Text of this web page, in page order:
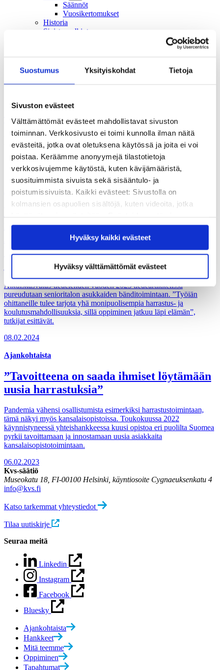
Suostumus Yksityiskohdat Tietoja
Sivuston evästeet
Välttämättömät evästeet mahdollistavat sivuston
toiminnan. Verkkosivusto ei toimi kunnolla ilman näitä
evästeitä, jotka ovat oletuksena käytössä ja joita ei voi
poistaa. Keräämme anonyymejä tilastotietoja
verkkosivujemme käytöstä, kuten kävijämääristä,
suosituimmista sivuista sekä sisääntulo- ja
poistumissivuista. Kaikki evästeet: Sivustolla on
kolmansien osapuolien sisältöjä, kuten videoita, jotka
saattaa estää näiden sisältöjen näkymisen.
Hyväksymällä kaikki evästeet varmistat, että kaikki
sisältö on käytettävissäsi.
Hyväksy kaikki evästeet
Hyväksy välttämättömät evästeet
Säännöt
Vuosikertomukset
Historia
Sivistyspalkinto
Medialle
Yhteystiedot
Tilaa uutiskirje
harrastus
Ajankohtaista
Vuoden tiedeartikkeli on rohkea avaus
myöhäisiän tutkimukseen –
Aikuiskasvatus palkitsi ikääntyneiden
bänditoimintaa tutkivat Tuulikki Laeksen
ja Laura Kiurun
Aikuiskasvatus-tiedelehden vuoden 2023 tiedeartikkelissa
pureudutaan senioritalon asukkaiden bänditoimintaan. ”Työiän
ohittaneille tulee tarjota yhä monipuolisempia harrastus- ja
koulutusmahdollisuuksia, sillä oppiminen jatkuu läpi elämän”,
tutkijat esittävät.
08.02.2024
Ajankohtaista
”Tavoitteena on saada ihmiset löytämään
uusia harrastuksia”
Pandemia vähensi osallistumista esimerkiksi harrastustoimintaan,
tämä näkyi myös kansalaisopistoissa. Toukokuussa 2022
käynnistyneessä yhteishankkeessa kuusi opistoa eri puolilta Suomea
pyrkii tavoittamaan ja innostamaan uusia asiakkaita
kansalaisopistotoimintaan.
06.02.2023
Kvs-säätiö
Museokatu 18, FI-00100 Helsinki, käyntiosoite Cygnaeuksenkatu 4
info@kvs.fi
Katso tarkemmat yhteystiedot
Tilaa uutiskirje
Seuraa meitä
Linkedin
Instagram
Facebook
Bluesky
Ajankohtaista
Hankkeet
Mitä teemme
Oppiminen
Tapahtumat